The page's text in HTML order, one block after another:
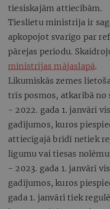
tiesiskajām attiecībām.
Tieslietu ministrija ir
apkopojot svarīgo par
pārejas periodu.
ministrijas mājaslapā.
Likumiskās zemes
trīs posmos, atkarībā no
- 2022. gada 1. janvārī
gadījumos, kuros
attiecīgajā brīdī netiek
līgumu vai tiesas
- 2023. gada 1. janvārī
gadījumos, kuros
gada 1. janvārī tiek